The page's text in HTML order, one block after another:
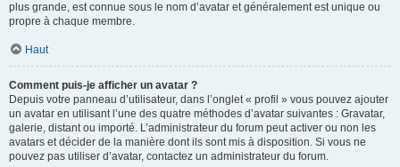
plus grande, est connue sous le nom d’avatar et généralement est unique ou
propre à chaque membre.
Haut
Comment puis-je afficher un avatar ?
Depuis votre panneau d’utilisateur, dans l’onglet « profil » vous pouvez ajouter
un avatar en utilisant l’une des quatre méthodes d’avatar suivantes : Gravatar,
galerie, distant ou importé. L’administrateur du forum peut activer ou non les
avatars et décider de la manière dont ils sont mis à disposition. Si vous ne
pouvez pas utiliser d’avatar, contactez un administrateur du forum.